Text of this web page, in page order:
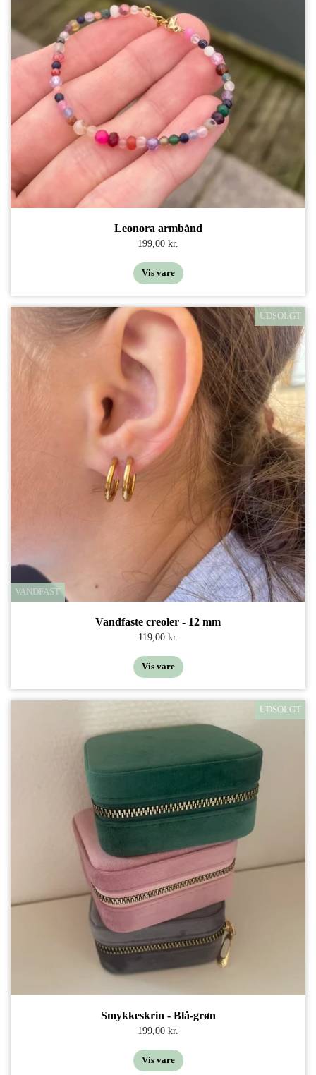
Leonora armbånd
199,00 kr.
Vis vare
UDSOLGT
VANDFAST
Vandfaste creoler - 12 mm
119,00 kr.
Vis vare
UDSOLGT
Smykkeskrin - Blå-grøn
199,00 kr.
Vis vare